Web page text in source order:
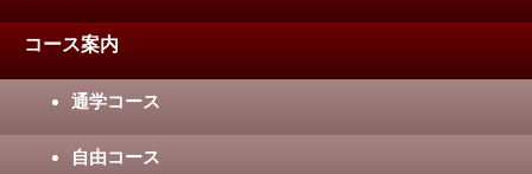
コース案内
通学コース
自由コース